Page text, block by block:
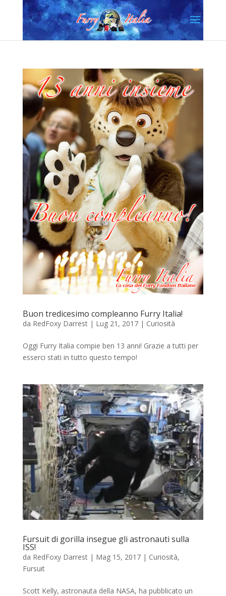
Buon tredicesimo compleanno Furry Italia!
da RedFoxy Darrest| Lug 21, 2017| Curiosità
Oggi Furry Italia compie ben 13 anni! Grazie a tutti per
esserci stati in tutto questo tempo!
Fursuit di gorilla insegue gli astronauti sulla
ISS!
da RedFoxy Darrest| Mag 15, 2017| Curiosità,
Fursuit
Scott Kelly, astronauta della NASA, ha pubblicato un